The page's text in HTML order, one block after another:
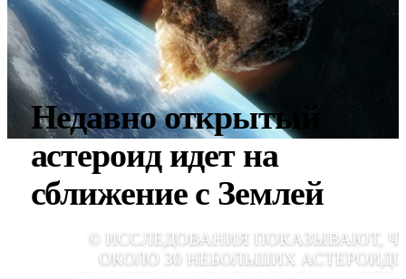
Недавно открытый
астероид идет на
сближение с Землей
© ИССЛЕДОВАНИЯ ПОКАЗЫВАЮТ,
ОКОЛО 30 НЕБОЛЬШИХ